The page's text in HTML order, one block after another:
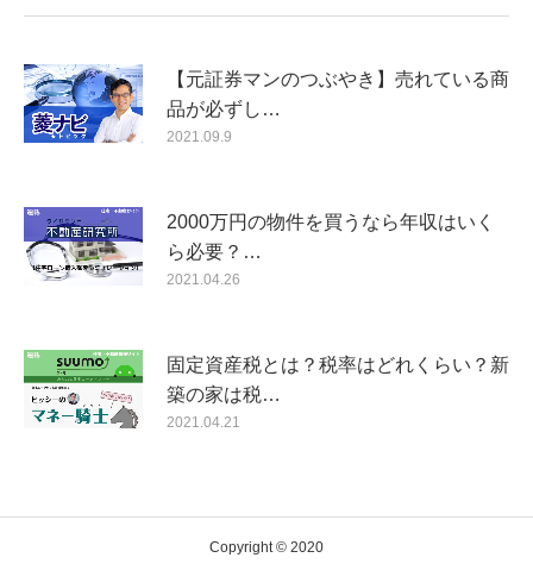
【元証券マンのつぶやき】売れている商
品が必ずし…
2021.09.9
2000万円の物件を買うなら年収はいく
ら必要？…
2021.04.26
固定資産税とは？税率はどれくらい？新
築の家は税…
2021.04.21
Copyright © 2020